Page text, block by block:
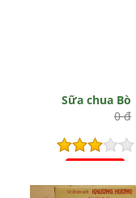
Sữa chua Bò
0 đ